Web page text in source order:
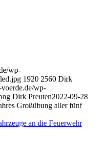
wp-
1920 2560 Dirk
wp-
Dirk Preuten2022-09-28
Großübung aller fünf